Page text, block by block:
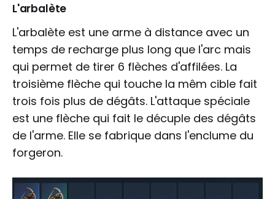
L'arbalète
L'arbalète est une arme à distance avec un
temps de recharge plus long que l'arc mais
qui permet de tirer 6 flèches d'affilées. La
troisième flèche qui touche la mêm cible fait
trois fois plus de dégâts. L'attaque spéciale
est une flèche qui fait le décuple des dégâts
de l'arme. Elle se fabrique dans l'enclume du
forgeron.